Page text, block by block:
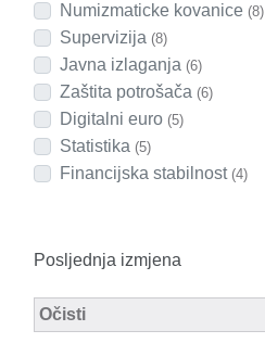
Numizmaticke kovanice (8)
Supervizija (8)
Javna izlaganja (6)
Zaštita potrošača (6)
Digitalni euro (5)
Statistika (5)
Financijska stabilnost (4)
Posljednja izmjena
OčistiModified Facet Filter